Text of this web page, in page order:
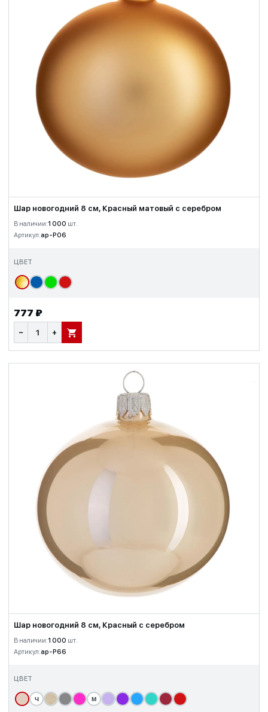
Шар новогодний 8 см, Красный матовый с серебром
В наличии:1 000 шт.
Артикул:ap-P06
ЦВЕТ
777 ₽
− + В КОРЗИНУ
Шар новогодний 8 см, Красный с серебром
В наличии:1 000 шт.
Артикул:ap-P66
ЦВЕТ
Ч М